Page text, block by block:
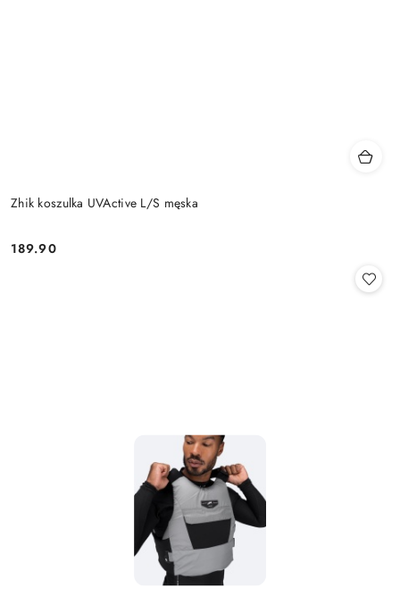
Zhik koszulka UVActive L/S męska
Cena:
189.90